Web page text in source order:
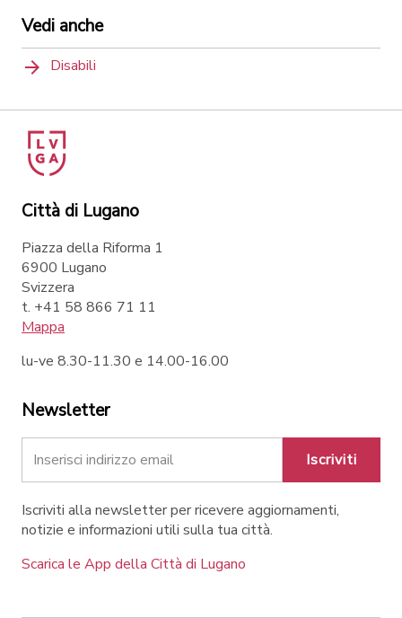
Vedi anche
Disabili
Città di Lugano
Piazza della Riforma 1
6900 Lugano
Svizzera
t. +41 58 866 71 11
Mappa
lu-ve 8.30-11.30 e 14.00-16.00
Newsletter
Iscriviti
Iscriviti alla newsletter per ricevere aggiornamenti,
notizie e informazioni utili sulla tua città.
Scarica le App della Città di Lugano